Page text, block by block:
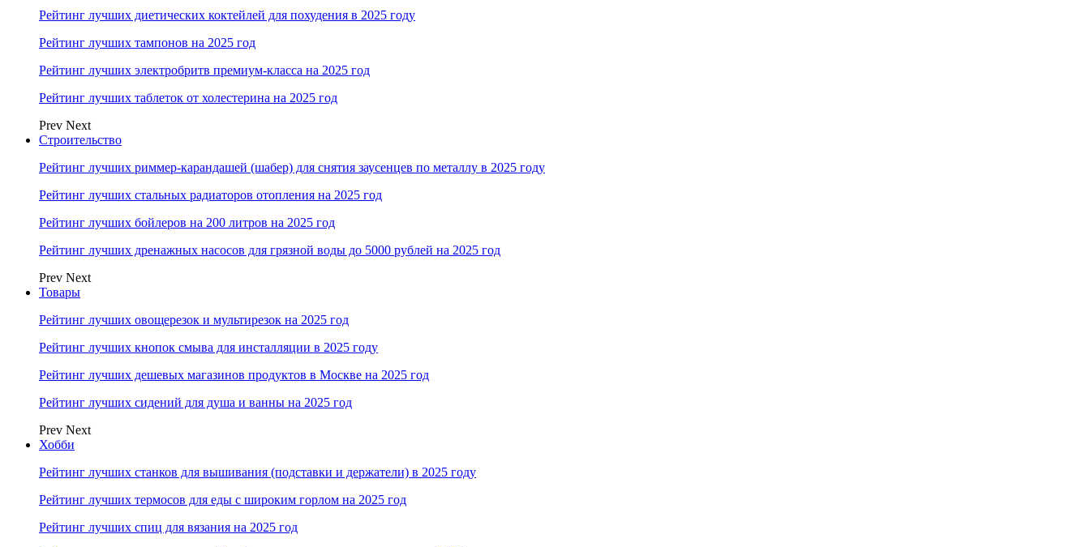
Рейтинг лучших диетических коктейлей для похудения в 2025 году
Рейтинг лучших тампонов на 2025 год
Рейтинг лучших электробритв премиум-класса на 2025 год
Рейтинг лучших таблеток от холестерина на 2025 год
Prev Next
Строительство
Рейтинг лучших риммер-карандашей (шабер) для снятия заусенцев по металлу в 2025 году
Рейтинг лучших стальных радиаторов отопления на 2025 год
Рейтинг лучших бойлеров на 200 литров на 2025 год
Рейтинг лучших дренажных насосов для грязной воды до 5000 рублей на 2025 год
Prev Next
Товары
Рейтинг лучших овощерезок и мультирезок на 2025 год
Рейтинг лучших кнопок смыва для инсталляции в 2025 году
Рейтинг лучших дешевых магазинов продуктов в Москве на 2025 год
Рейтинг лучших сидений для душа и ванны на 2025 год
Prev Next
Хобби
Рейтинг лучших станков для вышивания (подставки и держатели) в 2025 году
Рейтинг лучших термосов для еды с широким горлом на 2025 год
Рейтинг лучших спиц для вязания на 2025 год